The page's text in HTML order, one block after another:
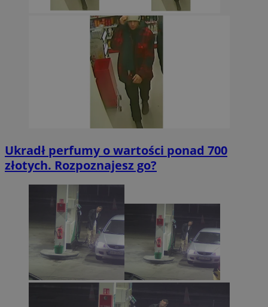
Ukradł perfumy o wartości ponad 700
złotych. Rozpoznajesz go?